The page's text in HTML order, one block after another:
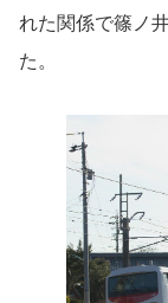
れた関係で篠ノ
た。